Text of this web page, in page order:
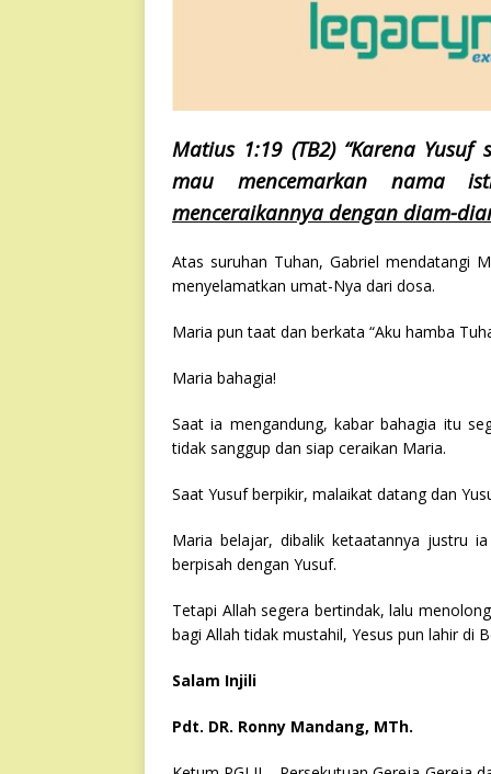
Matius 1:19 (TB2) “Karena
mau mencemarkan nama
menceraikannya dengan diam-
Atas suruhan Tuhan, Gabriel mendatangi
menyelamatkan umat-Nya dari dosa.
Maria pun taat dan berkata “Aku hamba
Maria bahagia!
Saat ia mengandung, kabar bahagia itu
tidak sanggup dan siap ceraikan Maria.
Saat Yusuf berpikir, malaikat datang dan
Maria belajar, dibalik ketaatannya justru
berpisah dengan Yusuf.
Tetapi Allah segera bertindak, lalu
bagi Allah tidak mustahil, Yesus pun lahir di
Salam Injili
Pdt. DR. Ronny Mandang, MTh.